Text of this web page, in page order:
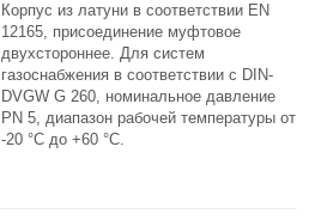
Корпус из латуни в соответствии EN
12165, присоединение муфтовое
двухстороннее. Для систем
газоснабжения в соответствии с DIN-
DVGW G 260, номинальное давление
PN 5, диапазон рабочей температуры от
-20 °С до +60 °С.